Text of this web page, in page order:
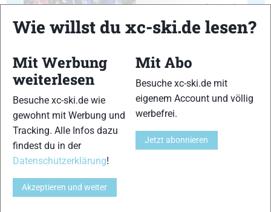
31 32
Wie willst du xc-ski.de lesen?
Mit Werbung
weiterlesen
Besuche xc-ski.de wie
gewohnt mit Werbung und
Tracking. Alle Infos dazu
findest du in der
Datenschutzerklärung!
Akzeptieren und weiter
Mit Abo
Besuche xc-ski.de mit
eigenem Account und völlig
werbefrei.
Jetzt abonnieren